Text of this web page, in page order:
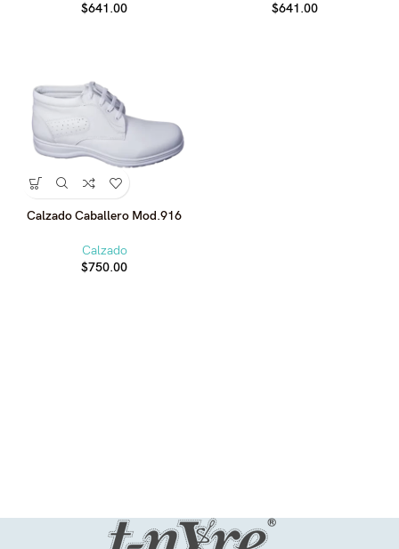
$641.00
$641.00
Calzado Caballero Mod.916
Calzado
$750.00